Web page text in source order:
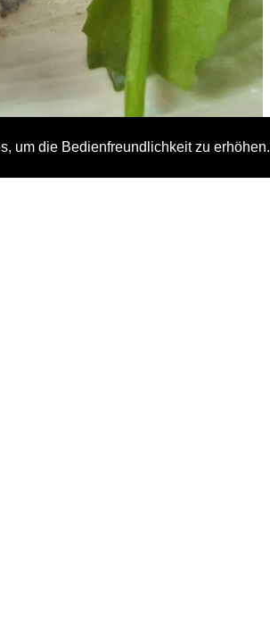
um die Bedienfreundlichkeit zu erhöhen.